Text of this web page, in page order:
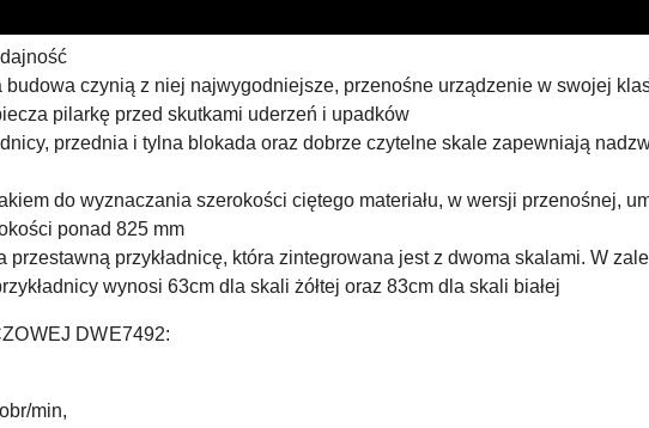
czynią z niej najwygodniejsze, przenośne urządzenie w swojej
pilarkę przed skutkami uderzeń i upadków
przednia i tylna blokada oraz dobrze czytelne skale zapewniają
do wyznaczania szerokości ciętego materiału, w wersji przenośnej,
ponad 825 mm
przestawną przykładnicę, która zintegrowana jest z dwoma skalami. W
wynosi 63cm dla skali żółtej oraz 83cm dla skali białej
DWE7492:
min,